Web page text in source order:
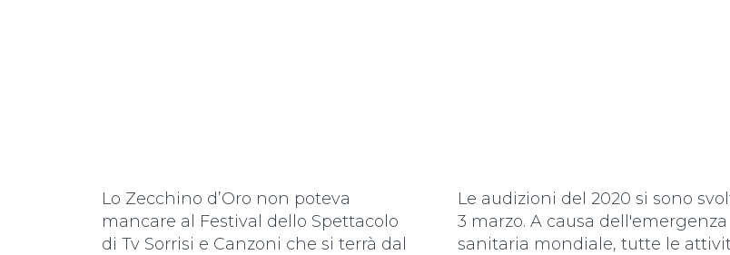
Lo Zecchino d’Oro non poteva
mancare al Festival dello Spettacolo
di Tv Sorrisi e Canzoni che si terrà dal
Le audizioni del 2020 si sono
3 marzo. A causa dell'emergenza
sanitaria mondiale, tutte le